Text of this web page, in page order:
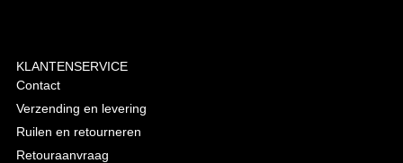
KLANTENSERVICE
Contact
Verzending en levering
Ruilen en retourneren
Retouraanvraag